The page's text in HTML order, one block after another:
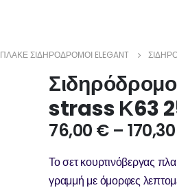
ΠΛΑΚΈ ΣΙΔΗΡΌΔΡΟΜΟΙ ELEGANT
strass Κ63
76,00 € – 170,30
Το σετ κουρτινόβεργας
γραμμή με όμορφες